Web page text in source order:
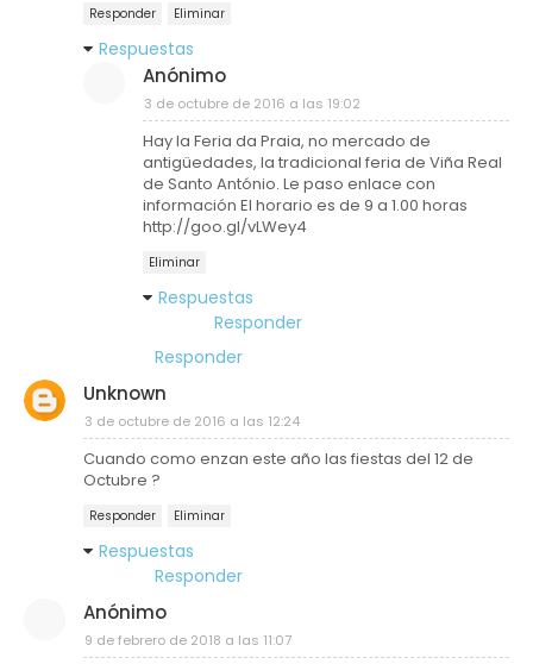
Responder Eliminar
Respuestas
Anónimo
3 de octubre de 2016 a las 19:02
Hay la Feria da Praia, no mercado de
antigüedades, la tradicional feria de Viña Real
de Santo António. Le paso enlace con
información El horario es de 9 a 1.00 horas
http://goo.gl/vLWey4
Eliminar
Respuestas
Responder
Responder
Unknown
3 de octubre de 2016 a las 12:24
Cuando como enzan este año las fiestas del 12 de
Octubre ?
Responder Eliminar
Respuestas
Responder
Anónimo
9 de febrero de 2018 a las 11:07